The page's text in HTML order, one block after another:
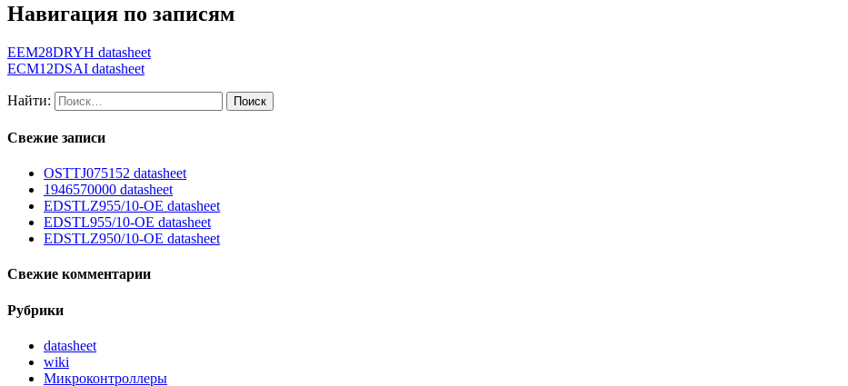
Навигация по записям
EEM28DRYH datasheet
ECM12DSAI datasheet
Найти:
Свежие записи
OSTTJ075152 datasheet
1946570000 datasheet
EDSTLZ955/10-OE datasheet
EDSTL955/10-OE datasheet
EDSTLZ950/10-OE datasheet
Свежие комментарии
Рубрики
datasheet
wiki
Микроконтроллеры